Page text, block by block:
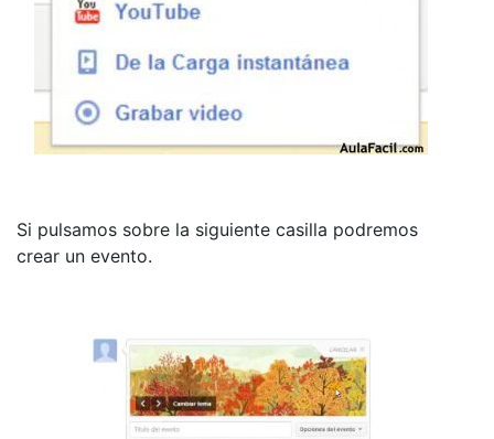
Si pulsamos sobre la siguiente casilla podremos
crear un evento.